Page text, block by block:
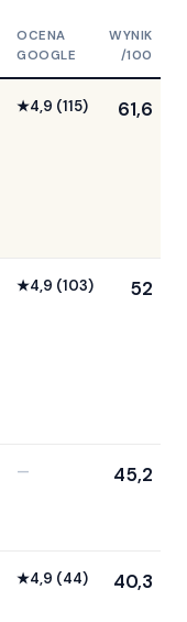
OCENA
GOOGLE
WYNIK
/100
★4,9 (115) 61,6
★4,9 (103) 52
— 45,2
★4,9 (44) 40,3